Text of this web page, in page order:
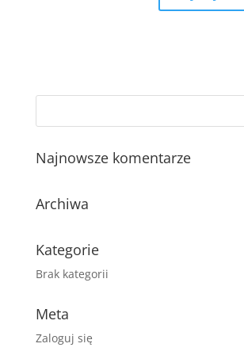
Najnowsze komentarze
Archiwa
Kategorie
Brak kategorii
Meta
Zaloguj się